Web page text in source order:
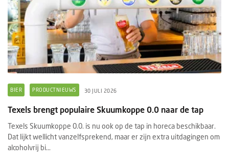
BIER PRODUCTNIEUWS 30 JULI 2026
Texels brengt populaire Skuumkoppe 0.0 naar de tap
Texels Skuumkoppe 0.0. is nu ook op de tap in horeca beschikbaar.
Dat lijkt wellicht vanzelfsprekend, maar er zijn extra uitdagingen om
alcoholvrij bi...